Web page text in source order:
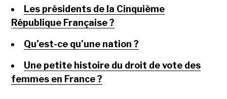
Les présidents de la Cinquième
République Française ?
Qu’est-ce qu’une nation ?
Une petite histoire du droit de vote des
femmes en France ?